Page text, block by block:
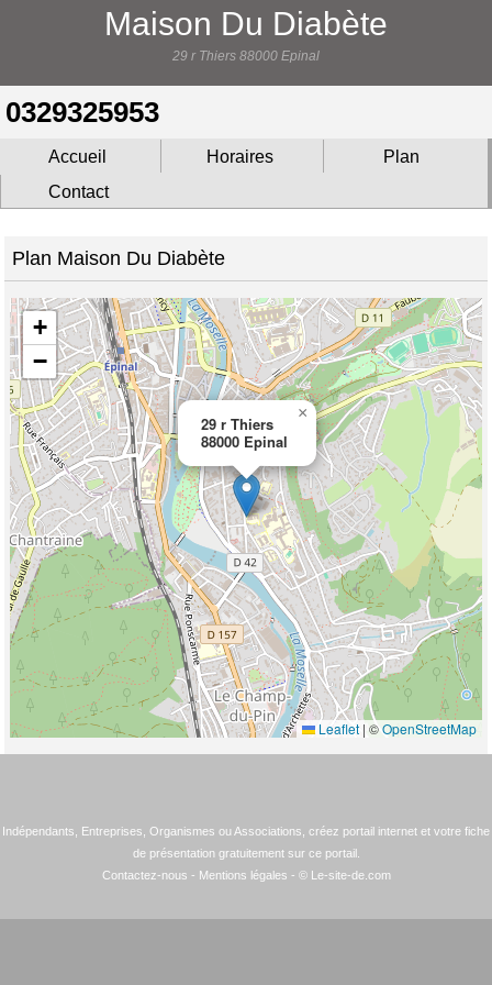
Maison Du Diabète
29 r Thiers 88000 Epinal
0329325953
Accueil Horaires
Plan
Contact
Plan Maison Du Diabète
29 r Thiers
88000 Epinal
×
+
−
Leaflet | ©OpenStreetMap
Indépendants, Entreprises, Organismes ou Associations, créez portail internet et votre fiche
de présentation gratuitement sur ce portail.
Contactez-nous - Mentions légales - © Le-site-de.com